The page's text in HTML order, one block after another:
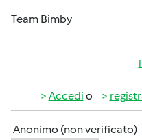
Team Bimby
Accedi o
Anonimo (non verificato)